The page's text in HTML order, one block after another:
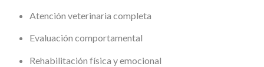
Atención veterinaria completa
Evaluación comportamental
Rehabilitación física y emocional